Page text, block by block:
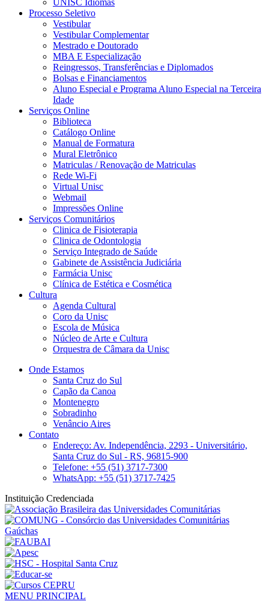
Processo Seletivo
Vestibular
Vestibular Complementar
Mestrado e Doutorado
MBA E Especialização
Reingressos, Transferências e Diplomados
Bolsas e Financiamentos
Aluno Especial e Programa Aluno Especial na Terceira
Idade
Serviços Online
Biblioteca
Catálogo Online
Manual de Formatura
Mural Eletrônico
Matriculas / Renovação de Matriculas
Rede Wi-Fi
Virtual Unisc
Webmail
Impressões Online
Serviços Comunitários
Clinica de Fisioterapia
Clinica de Odontologia
Serviço Integrado de Saúde
Gabinete de Assistência Judiciária
Farmácia Unisc
Clínica de Estética e Cosmética
Cultura
Agenda Cultural
Coro da Unisc
Escola de Música
Núcleo de Arte e Cultura
Orquestra de Câmara da Unisc
Onde Estamos
Santa Cruz do Sul
Capão da Canoa
Montenegro
Sobradinho
Venâncio Aires
Contato
Endereço: Av. Independência, 2293 - Universitário,
Santa Cruz do Sul - RS, 96815-900
Telefone: +55 (51) 3717-7300
WhatsApp: +55 (51) 3717-7425
Instituição Credenciada
MENU PRINCIPAL